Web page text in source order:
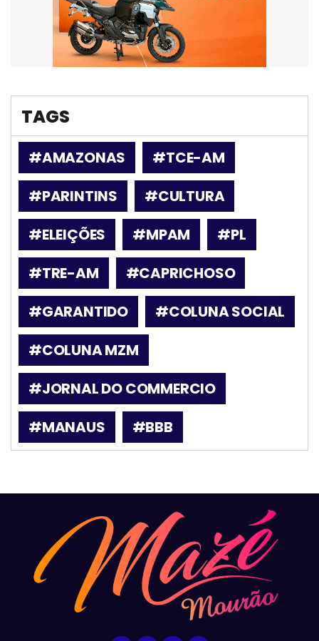
TAGS
#AMAZONAS
#TCE-AM
#PARINTINS
#CULTURA
#ELEIÇÕES
#MPAM
#PL
#TRE-AM
#CAPRICHOSO
#GARANTIDO
#COLUNA SOCIAL
#COLUNA MZM
#JORNAL DO COMMERCIO
#MANAUS
#BBB